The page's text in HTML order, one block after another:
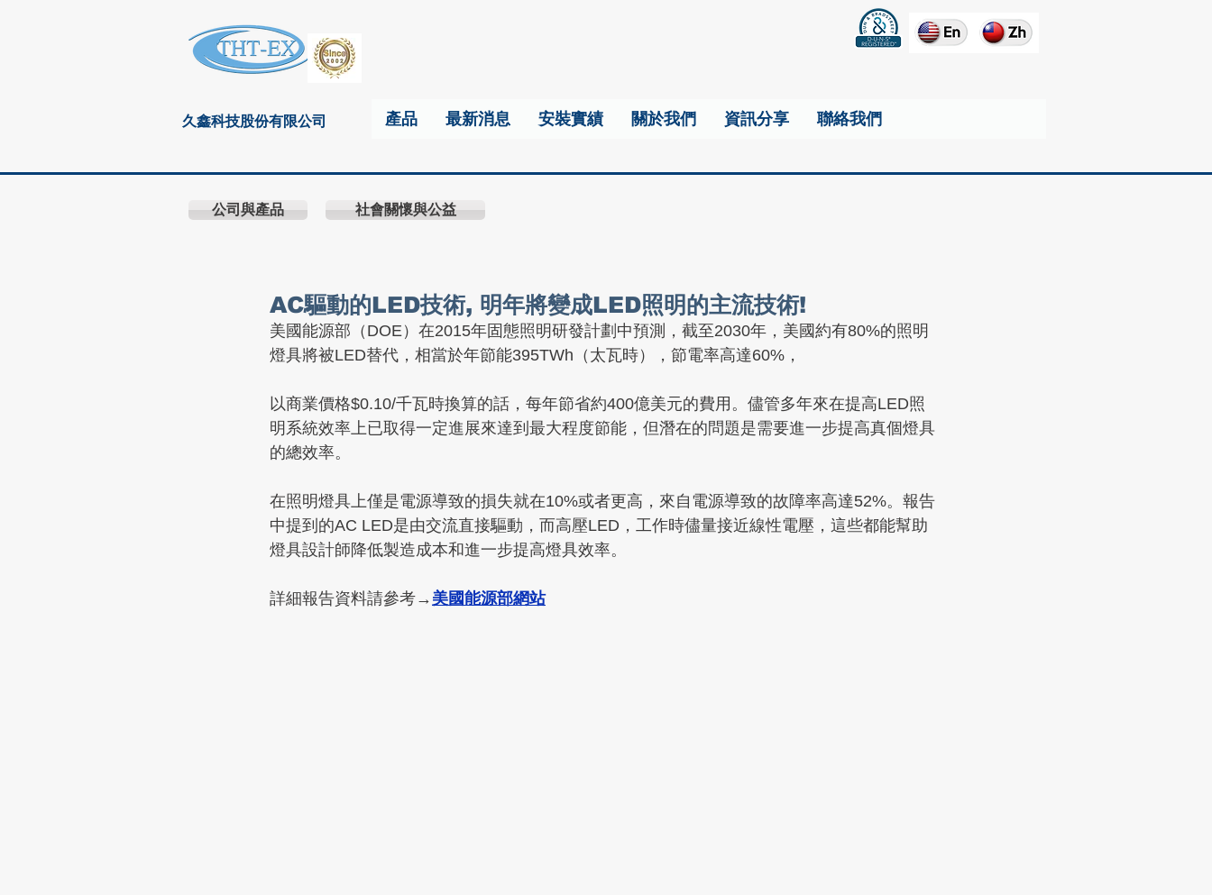
久鑫科技股份有限公司 產品 最新消息 安裝實績 關於我們 資訊分享 聯絡我們
公司與產品 社會關懷與公益
AC驅動的LED技術, 明年將變成LED照明的主流技術!
美國能源部（DOE）在2015年固態照明研發計劃中預測，截至2030年，美國約有80%的照明
燈具將被LED替代，相當於年節能395TWh（太瓦時），節電率高達60%，
以商業價格$0.10/千瓦時換算的話，每年節省約400億美元的費用。儘管多年來在提高LED照
明系統效率上已取得一定進展來達到最大程度節能，但潛在的問題是需要進一步提高真個燈具
的總效率。
在照明燈具上僅是電源導致的損失就在10%或者更高，來自電源導致的故障率高達52%。報告
中提到的AC LED是由交流直接驅動，而高壓LED，工作時儘量接近線性電壓，這些都能幫助
燈具設計師降低製造成本和進一步提高燈具效率。
詳細報告資料請參考→ 美國能源部網站